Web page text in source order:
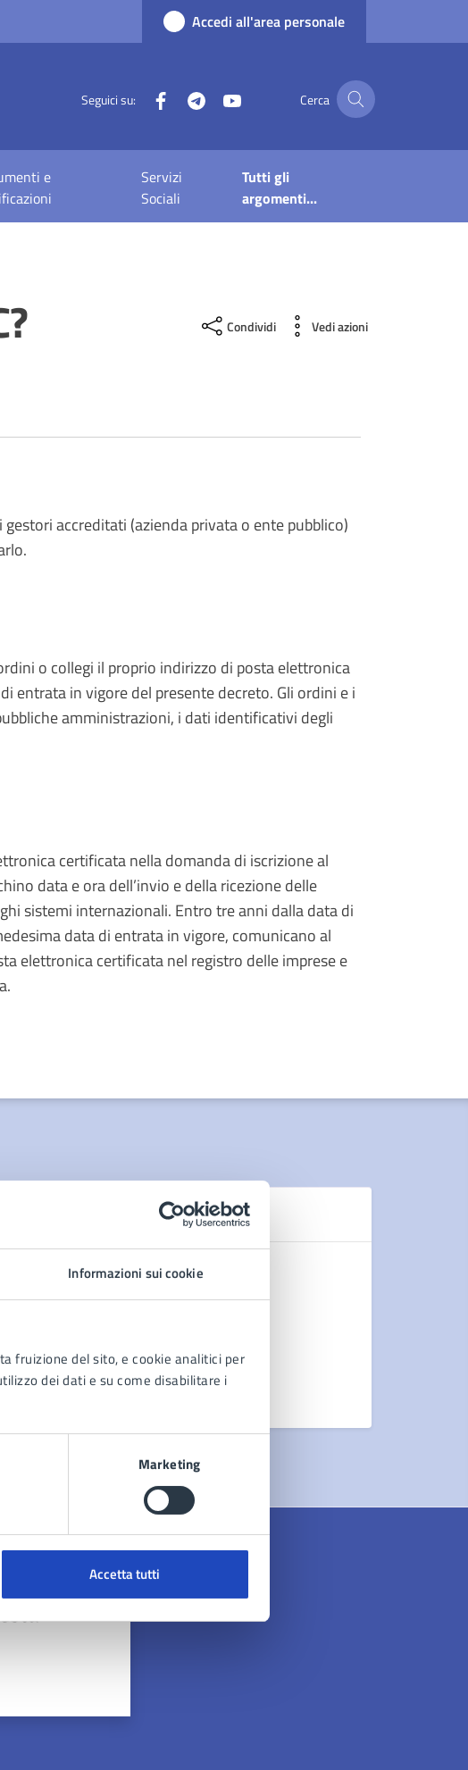
Informazioni sui cookie
fruizione del sito, e cookie analitici per
dei dati e su come disabilitare i
Marketing
Accetta tutti
Accedi all'area personale
Seguici su: FacebookTelegram Cerca
e
Servizi
Sociali
Tutti gli
argomenti...
Condividi Vedi azioni
accreditati (azienda privata o ente pubblico)
o collegi il proprio indirizzo di posta elettronica
entrata in vigore del presente decreto. Gli ordini e i
amministrazioni, i dati identificativi degli
certificata nella domanda di iscrizione al
data e ora dell’invio e della ricezione delle
sistemi internazionali. Entro tre anni dalla data di
data di entrata in vigore, comunicano al
elettronica certificata nel registro delle imprese e